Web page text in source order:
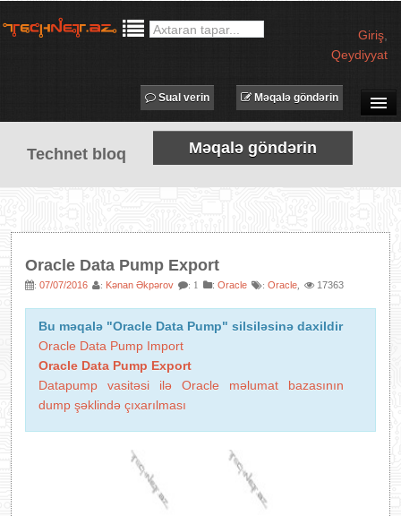
Giriş
Qeydiyyat
SUAL-CAVAB
TECHNET TV
MƏQALƏLƏR
AVADANLIQLAR
IT LÜĞƏT
Məqalə göndərin
Sual verin
Technet bloq Məqalə göndərin
Oracle Data Pump Export
: 07/07/2016 : Kənan Əkpərov : 1 : Oracle : Oracle 17363
Bu məqalə "Oracle Data Pump" silsiləsinə daxildir
Oracle Data Pump Import
Oracle Data Pump Export
Datapump vasitəsi ilə Oracle məlumat bazasının
dump şəklində çıxarılması